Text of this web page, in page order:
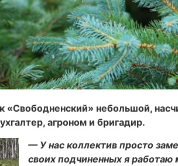
небольшой,
агроном и бригадир.
— У нас коллектив просто
своих подчиненных я работаю